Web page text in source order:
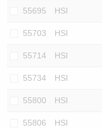
55695 HSI
55703 HSI
55714 HSI
55734 HSI
55800 HSI
55806 HSI